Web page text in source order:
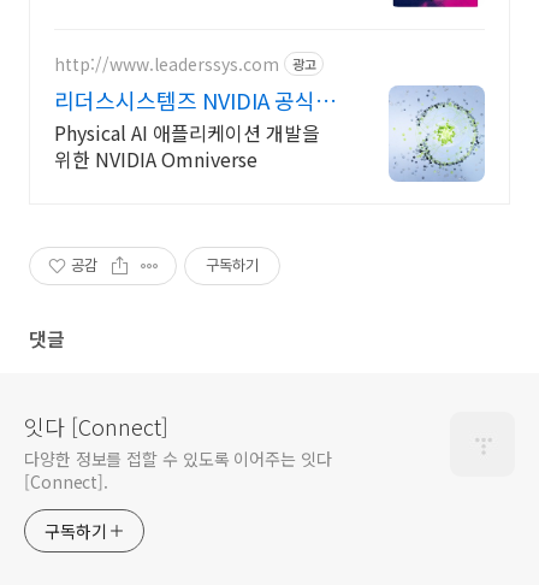
http://www.leaderssys.com 광고
리더스시스템즈 NVIDIA 공식 파
트너
Physical AI 애플리케이션 개발을
위한 NVIDIA Omniverse
공감 구독하기
댓글
잇다 [Connect]
다양한 정보를 접할 수 있도록 이어주는 잇다
[Connect].
구독하기